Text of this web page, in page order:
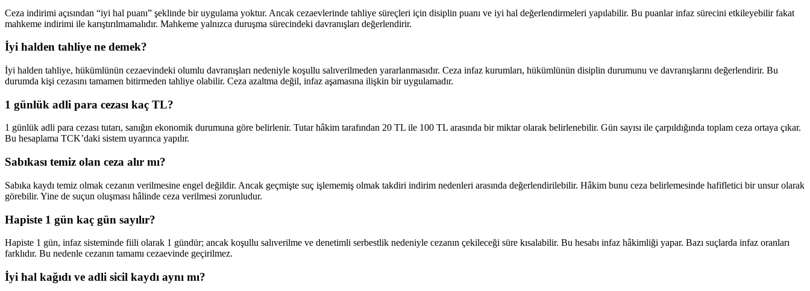
Ceza indirimi açısından “iyi hal puanı” şeklinde bir uygulama yoktur. Ancak cezaevlerinde tahliye süreçleri için disiplin puanı ve iyi hal değerlendirmeleri yapılabilir. Bu puanlar infaz sürecini etkileyebilir fakat
mahkeme indirimi ile karıştırılmamalıdır. Mahkeme yalnızca duruşma sürecindeki davranışları değerlendirir.
İyi halden tahliye ne demek?
İyi halden tahliye, hükümlünün cezaevindeki olumlu davranışları nedeniyle koşullu salıverilmeden yararlanmasıdır. Ceza infaz kurumları, hükümlünün disiplin durumunu ve davranışlarını değerlendirir. Bu
durumda kişi cezasını tamamen bitirmeden tahliye olabilir. Ceza azaltma değil, infaz aşamasına ilişkin bir uygulamadır.
1 günlük adli para cezası kaç TL?
1 günlük adli para cezası tutarı, sanığın ekonomik durumuna göre belirlenir. Tutar hâkim tarafından 20 TL ile 100 TL arasında bir miktar olarak belirlenebilir. Gün sayısı ile çarpıldığında toplam ceza ortaya çıkar.
Bu hesaplama TCK’daki sistem uyarınca yapılır.
Sabıkası temiz olan ceza alır mı?
Sabıka kaydı temiz olmak cezanın verilmesine engel değildir. Ancak geçmişte suç işlememiş olmak takdiri indirim nedenleri arasında değerlendirilebilir. Hâkim bunu ceza belirlemesinde hafifletici bir unsur olarak
görebilir. Yine de suçun oluşması hâlinde ceza verilmesi zorunludur.
Hapiste 1 gün kaç gün sayılır?
Hapiste 1 gün, infaz sisteminde fiili olarak 1 gündür; ancak koşullu salıverilme ve denetimli serbestlik nedeniyle cezanın çekileceği süre kısalabilir. Bu hesabı infaz hâkimliği yapar. Bazı suçlarda infaz oranları
farklıdır. Bu nedenle cezanın tamamı cezaevinde geçirilmez.
İyi hal kağıdı ve adli sicil kaydı aynı mı?